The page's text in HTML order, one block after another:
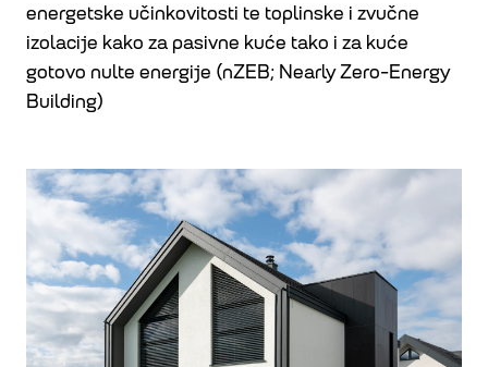
energetske učinkovitosti te toplinske i zvučne
izolacije kako za pasivne kuće tako i za kuće
gotovo nulte energije (nZEB; Nearly Zero-Energy
Building)